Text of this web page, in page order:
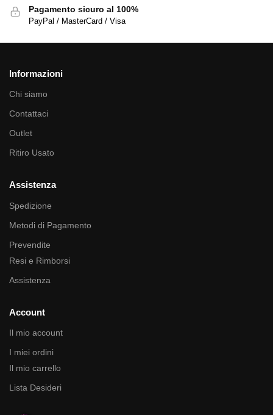
Pagamento sicuro al 100%
PayPal / MasterCard / Visa
Informazioni
Chi siamo
Contattaci
Outlet
Ritiro Usato
Assistenza
Spedizione
Metodi di Pagamento
Prevendite
Resi e Rimborsi
Assistenza
Account
Il mio account
I miei ordini
Il mio carrello
Lista Desideri